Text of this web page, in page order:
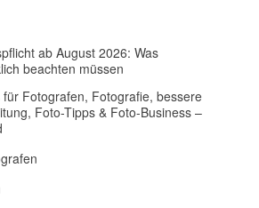
ab August 2026: Was
beachten müssen
für Fotografen, Fotografie, bessere
Foto-Tipps & Foto-Business –